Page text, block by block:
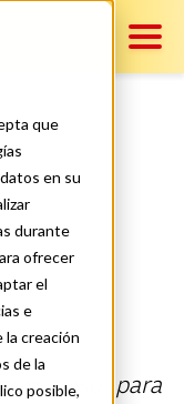
que
en su
durante
ofrecer
el
e
creación
de la
posible,
de
paso para